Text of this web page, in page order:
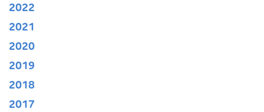
2022
2021
2020
2019
2018
2017